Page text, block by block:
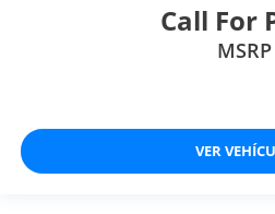
Call For
MSRP
VER